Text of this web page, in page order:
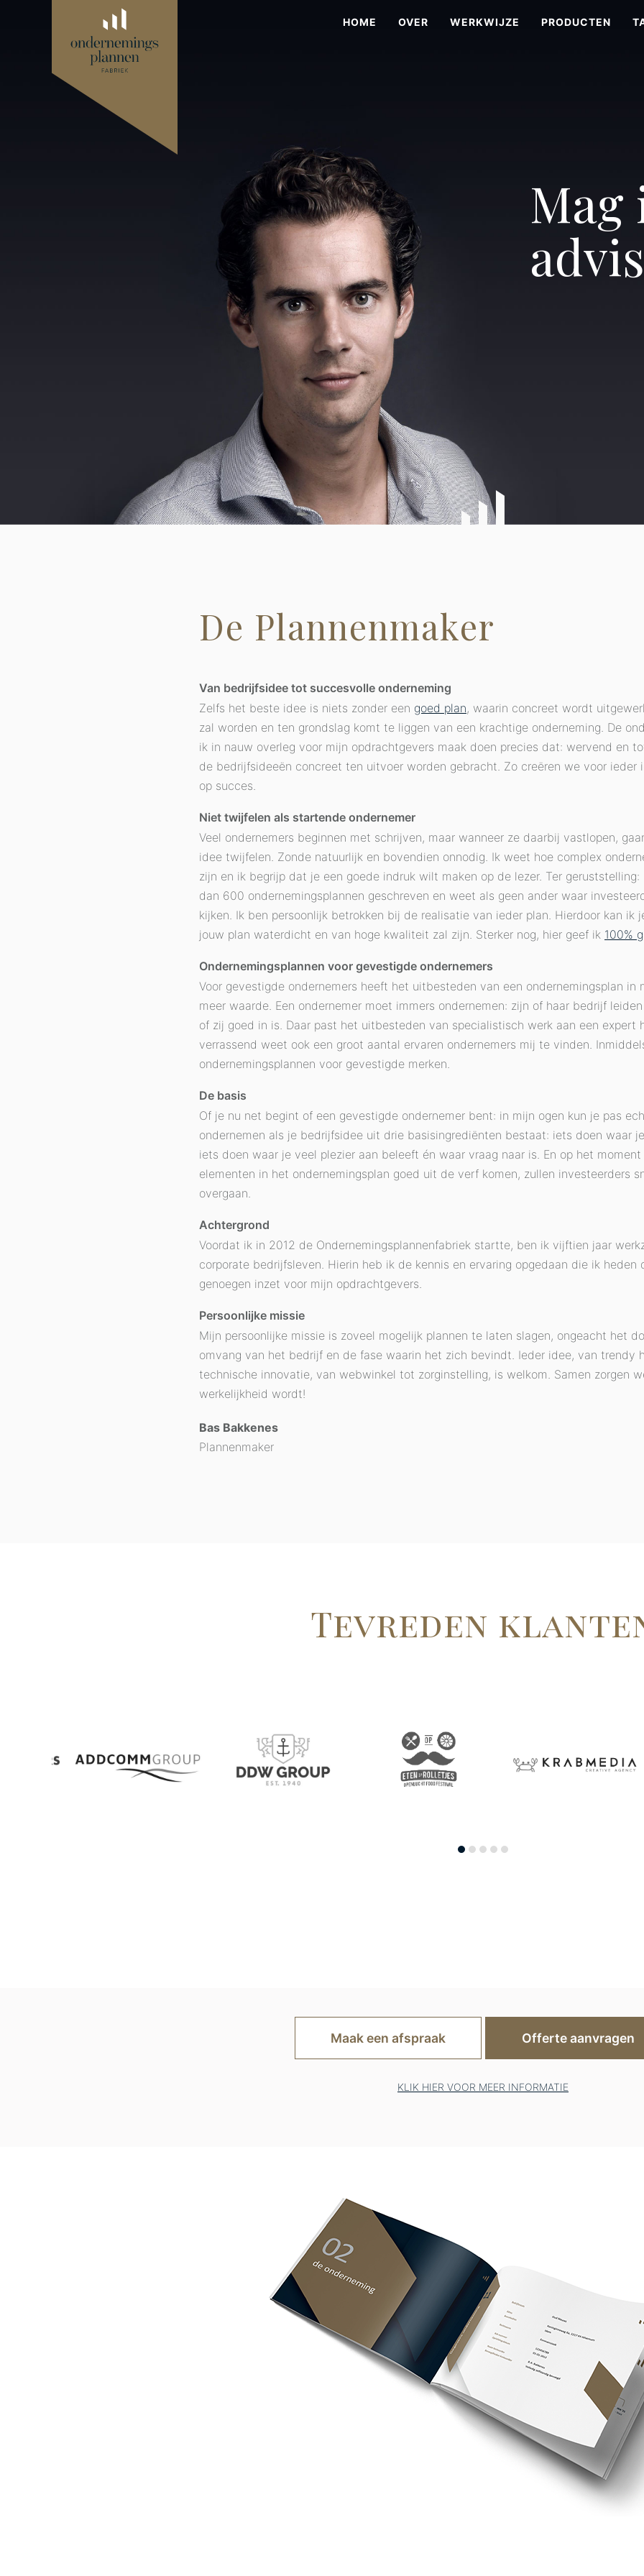
HOME OVER WERKWIJZE PRODUCTEN
Mag
De Plannenmaker
Van bedrijfsidee tot succesvolle onderneming
Zelfs het beste idee is niets zonder een goed plan, waarin concreet wordt
zal worden en ten grondslag komt te liggen van een krachtige onderneming. De
ik in nauw overleg voor mijn opdrachtgevers maak doen precies dat: wervend en
de bedrijfsideeën concreet ten uitvoer worden gebracht. Zo creëren we voor ieder
op succes.
Niet twijfelen als startende ondernemer
Veel ondernemers beginnen met schrijven, maar wanneer ze daarbij vastlopen,
idee twijfelen. Zonde natuurlijk en bovendien onnodig. Ik weet hoe complex
zijn en ik begrijp dat je een goede indruk wilt maken op de lezer. Ter
dan 600 ondernemingsplannen geschreven en weet als geen ander waar
kijken. Ik ben persoonlijk betrokken bij de realisatie van ieder plan. Hierdoor kan ik
jouw plan waterdicht en van hoge kwaliteit zal zijn. Sterker nog, hier geef ik 100%
Ondernemingsplannen voor gevestigde ondernemers
Voor gevestigde ondernemers heeft het uitbesteden van een ondernemingsplan in
meer waarde. Een ondernemer moet immers ondernemen: zijn of haar bedrijf
of zij goed in is. Daar past het uitbesteden van specialistisch werk aan een expert
verrassend weet ook een groot aantal ervaren ondernemers mij te vinden.
ondernemingsplannen voor gevestigde merken.
De basis
Of je nu net begint of een gevestigde ondernemer bent: in mijn ogen kun je pas
ondernemen als je bedrijfsidee uit drie basisingrediënten bestaat: iets doen waar
iets doen waar je veel plezier aan beleeft én waar vraag naar is. En op het
elementen in het ondernemingsplan goed uit de verf komen, zullen investeerders
overgaan.
Achtergrond
Voordat ik in 2012 de Ondernemingsplannenfabriek startte, ben ik vijftien jaar
corporate bedrijfsleven. Hierin heb ik de kennis en ervaring opgedaan die ik heden
genoegen inzet voor mijn opdrachtgevers.
Persoonlijke missie
Mijn persoonlijke missie is zoveel mogelijk plannen te laten slagen, ongeacht het
omvang van het bedrijf en de fase waarin het zich bevindt. Ieder idee, van trendy
technische innovatie, van webwinkel tot zorginstelling, is welkom. Samen zorgen
werkelijkheid wordt!
Bas Bakkenes
Plannenmaker
Tevreden
Maak een afspraak Offerte aanvragen
KLIK HIER VOOR MEER INFORMATIE